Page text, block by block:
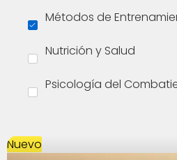
Métodos de
Nutrición y Salud
Psicología del
Nuevo